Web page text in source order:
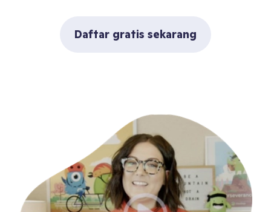
Daftar gratis sekarang